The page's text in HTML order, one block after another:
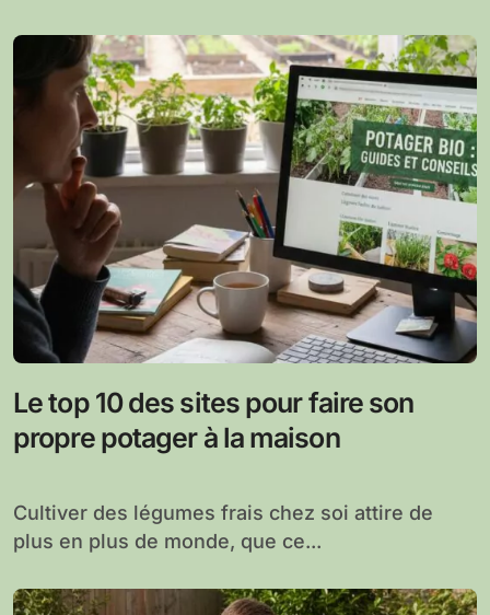
Le top 10 des sites pour faire son
propre potager à la maison
Cultiver des légumes frais chez soi attire de
plus en plus de monde, que ce...